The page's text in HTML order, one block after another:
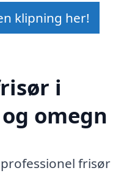
klipning her!
i
omegn
frisør